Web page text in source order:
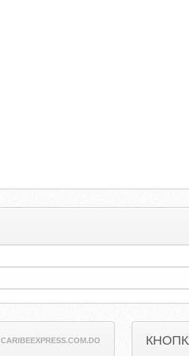
CARIBEEXPRESS.COM.DO